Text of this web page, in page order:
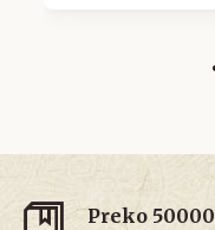
Preko 50000